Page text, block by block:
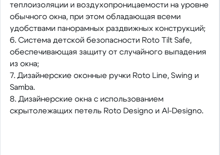
теплоизоляции и воздухопроницаемости на уровне
обычного окна, при этом обладающая всеми
удобствами панорамных раздвижных конструкций;
6. Система детской безопасности Roto Tilt Safe,
обеспечивающая защиту от случайного выпадения
из окна;
7. Дизайнерские оконные ручки Roto Line, Swing и
Samba.
8. Дизайнерские окна с использованием
скрытолежащих петель Roto Designo и Al-Designo.